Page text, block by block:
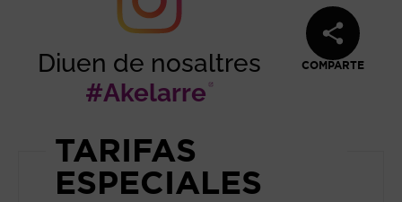
Diuen de nosaltres
#Akelarre
COMPARTE
TARIFAS
ESPECIALES